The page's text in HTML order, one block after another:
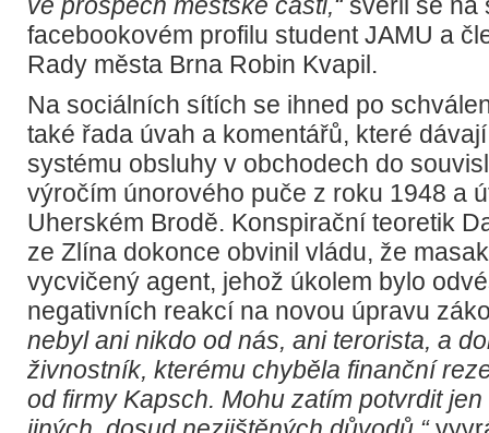
facebookovém profilu student JAMU a
Rady města Brna Robin Kvapil.
Na sociálních sítích se ihned po
také řada úvah a komentářů, které
systému obsluhy v obchodech do
výročím únorového puče z roku 1948 a
Uherském Brodě. Konspirační teoretik
ze Zlína dokonce obvinil vládu, že
vycvičený agent, jehož úkolem bylo
negativních reakcí na novou úpravu
nebyl ani nikdo od nás, ani terorista, a
živnostník, kterému chyběla finanční
od firmy Kapsch. Mohu zatím potvrdit